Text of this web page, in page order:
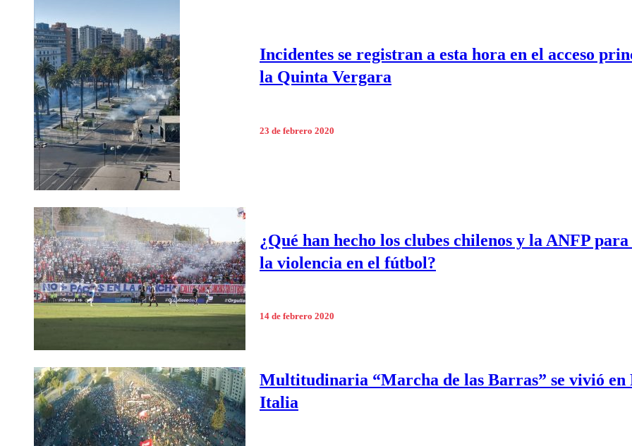
Incidentes se registran a esta hora en el acceso
la Quinta Vergara
23 de febrero 2020
¿Qué han hecho los clubes chilenos y la ANFP
la violencia en el fútbol?
14 de febrero 2020
Multitudinaria “Marcha de las Barras” se vivió en
Italia